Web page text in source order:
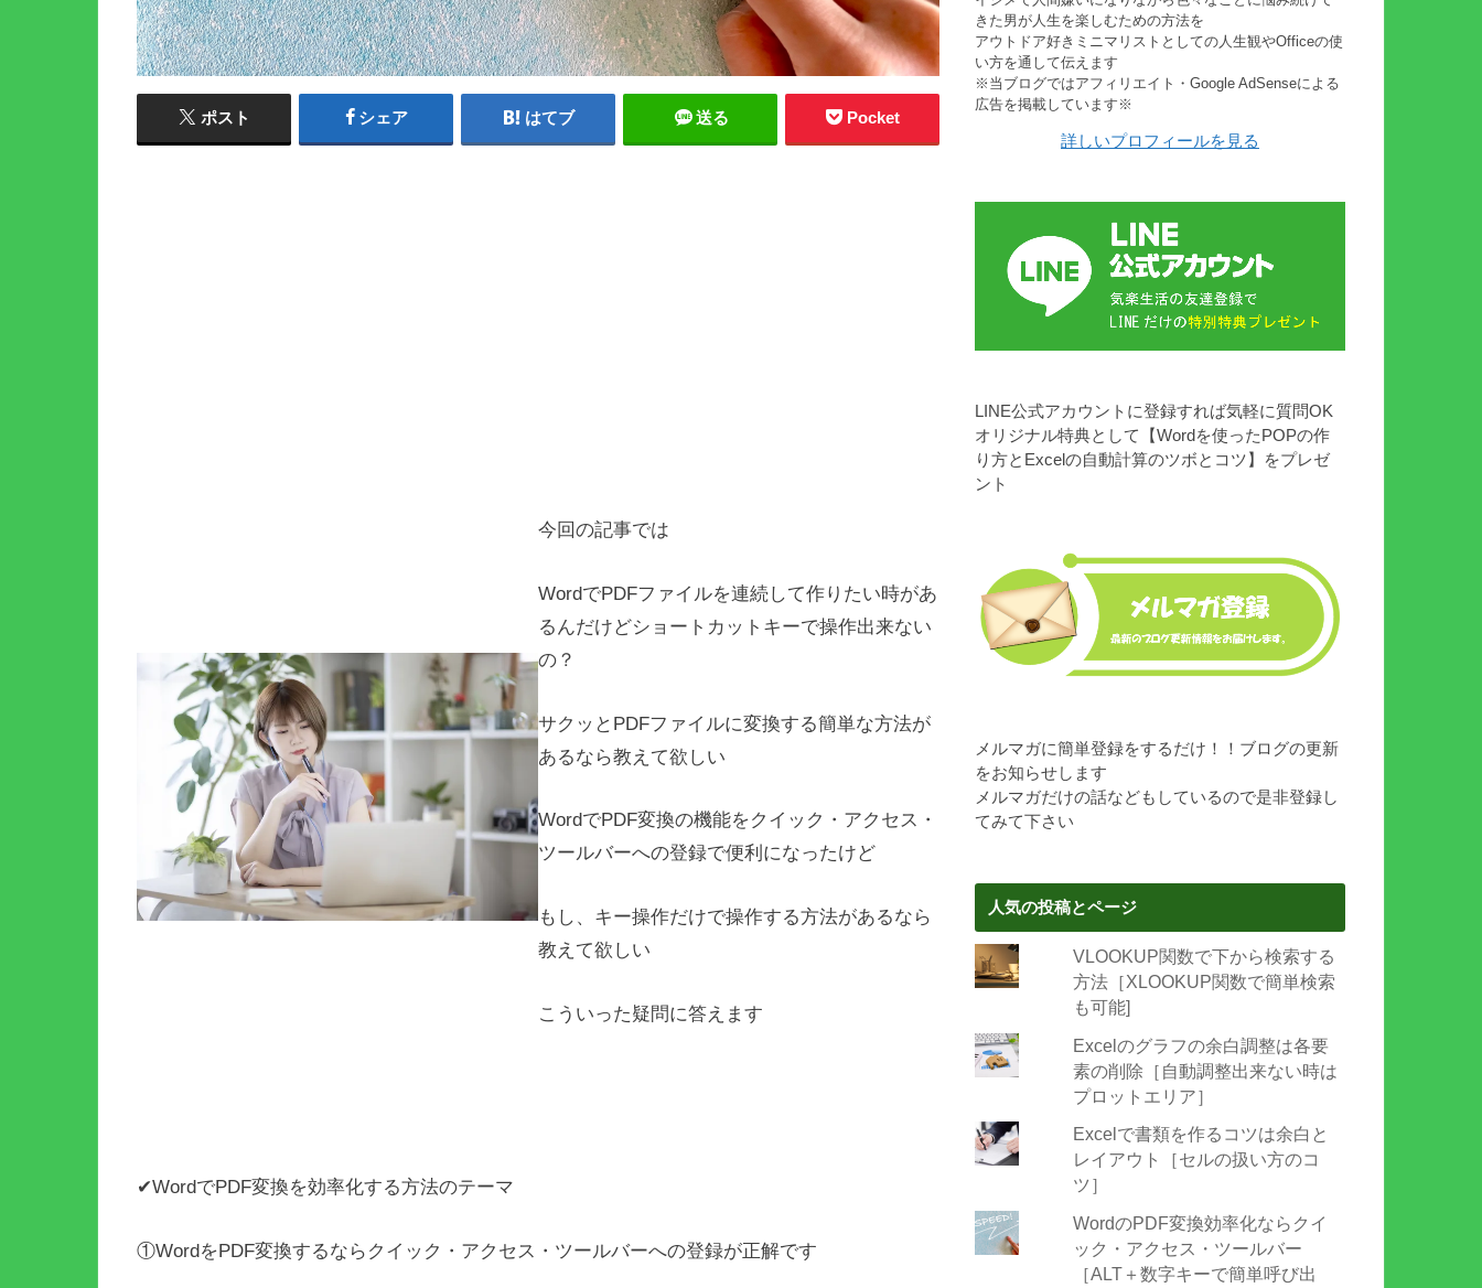
ポスト シェア はてブ 送る Pocket
今回の記事では
WordでPDFファイルを連続して作りたい時があ
るんだけどショートカットキーで操作出来ない
の？
サクッとPDFファイルに変換する簡単な方法が
あるなら教えて欲しい
WordでPDF変換の機能をクイック・アクセス・
ツールバーへの登録で便利になったけど
もし、キー操作だけで操作する方法があるなら
教えて欲しい
こういった疑問に答えます
✔WordでPDF変換を効率化する方法のテーマ
①WordをPDF変換するならクイック・アクセス・ツールバーへの登録が正解です
きた男が人生を楽しむための方法を
アウトドア好きミニマリストとしての人生観やOfficeの使
い方を通して伝えます
※当ブログではアフィリエイト・Google AdSenseによる
広告を掲載しています※
詳しいプロフィールを見る
LINE公式アカウントに登録すれば気軽に質問OK
オリジナル特典として【Wordを使ったPOPの作
り方とExcelの自動計算のツボとコツ】をプレゼ
ント
メルマガに簡単登録をするだけ！！ブログの更新
をお知らせします
メルマガだけの話などもしているので是非登録し
てみて下さい
人気の投稿とページ
VLOOKUP関数で下から検索する
方法［XLOOKUP関数で簡単検索
も可能]
Excelのグラフの余白調整は各要
素の削除［自動調整出来ない時は
プロットエリア］
Excelで書類を作るコツは余白と
レイアウト［セルの扱い方のコ
ツ］
WordのPDF変換効率化ならクイ
ック・アクセス・ツールバー
［ALT＋数字キーで簡単呼び出